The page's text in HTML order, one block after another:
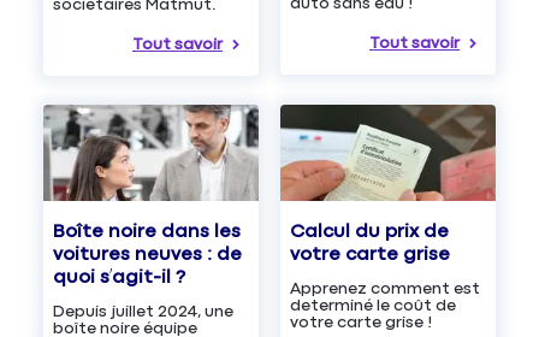
sociétaires Matmut.
Tout savoir
auto sans eau !
Tout savoir
Boîte noire dans les
voitures neuves : de
quoi s’agit-il ?
Depuis juillet 2024, une
boîte noire équipe
Calcul du prix de
votre carte grise
Apprenez comment est
determiné le coût de
votre carte grise !